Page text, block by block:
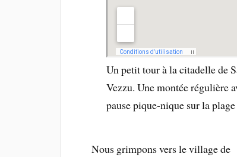
Un petit tour à la citadelle de
Vezzu. Une montée régulière
pause pique-nique sur la
Nous grimpons vers le village de